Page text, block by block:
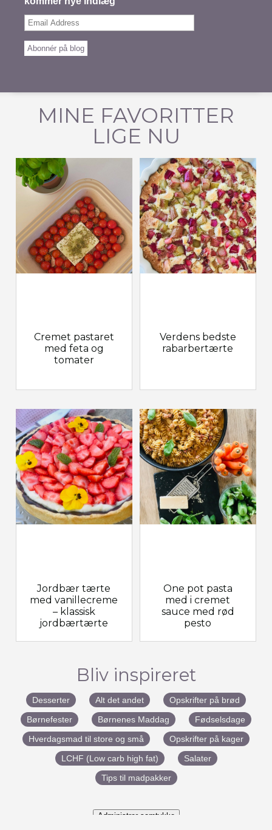
Email
Abonnér på blog
MINE FAVORITTER
LIGE NU
Cremet pastaret
med feta og
tomater
Jordbær tærte
med vanillecreme
– klassisk
jordbærtærte
Verdens bedste
rabarbertærte
One pot pasta
med i cremet
sauce med rød
pesto
Bliv inspireret
Desserter Alt det andet
Opskrifter på brød
Børnefester
Børnenes Maddag
Fødselsdage
Hverdagsmad til store og små
Opskrifter på kager
LCHF (Low carb high fat)
Salater
Tips til madpakker
Administrer samtykke